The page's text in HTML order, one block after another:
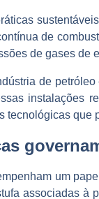
de
de gases de
de
instalações
tecnológicas
um
associadas à